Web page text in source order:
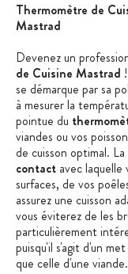
Thermomètre de
Mastrad
Devenez un
de Cuisine Mastrad
se démarque par sa
à mesurer la
pointue du
viandes ou vos
de cuisson optimal.
contact avec laquelle
surfaces, de vos
assurez une cuisson
vous éviterez de les
particulièrement
puisqu'il s'agit d'un
que celle d'une viande.